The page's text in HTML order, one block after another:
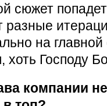
сюжет
разные
на
хоть Господу
компании